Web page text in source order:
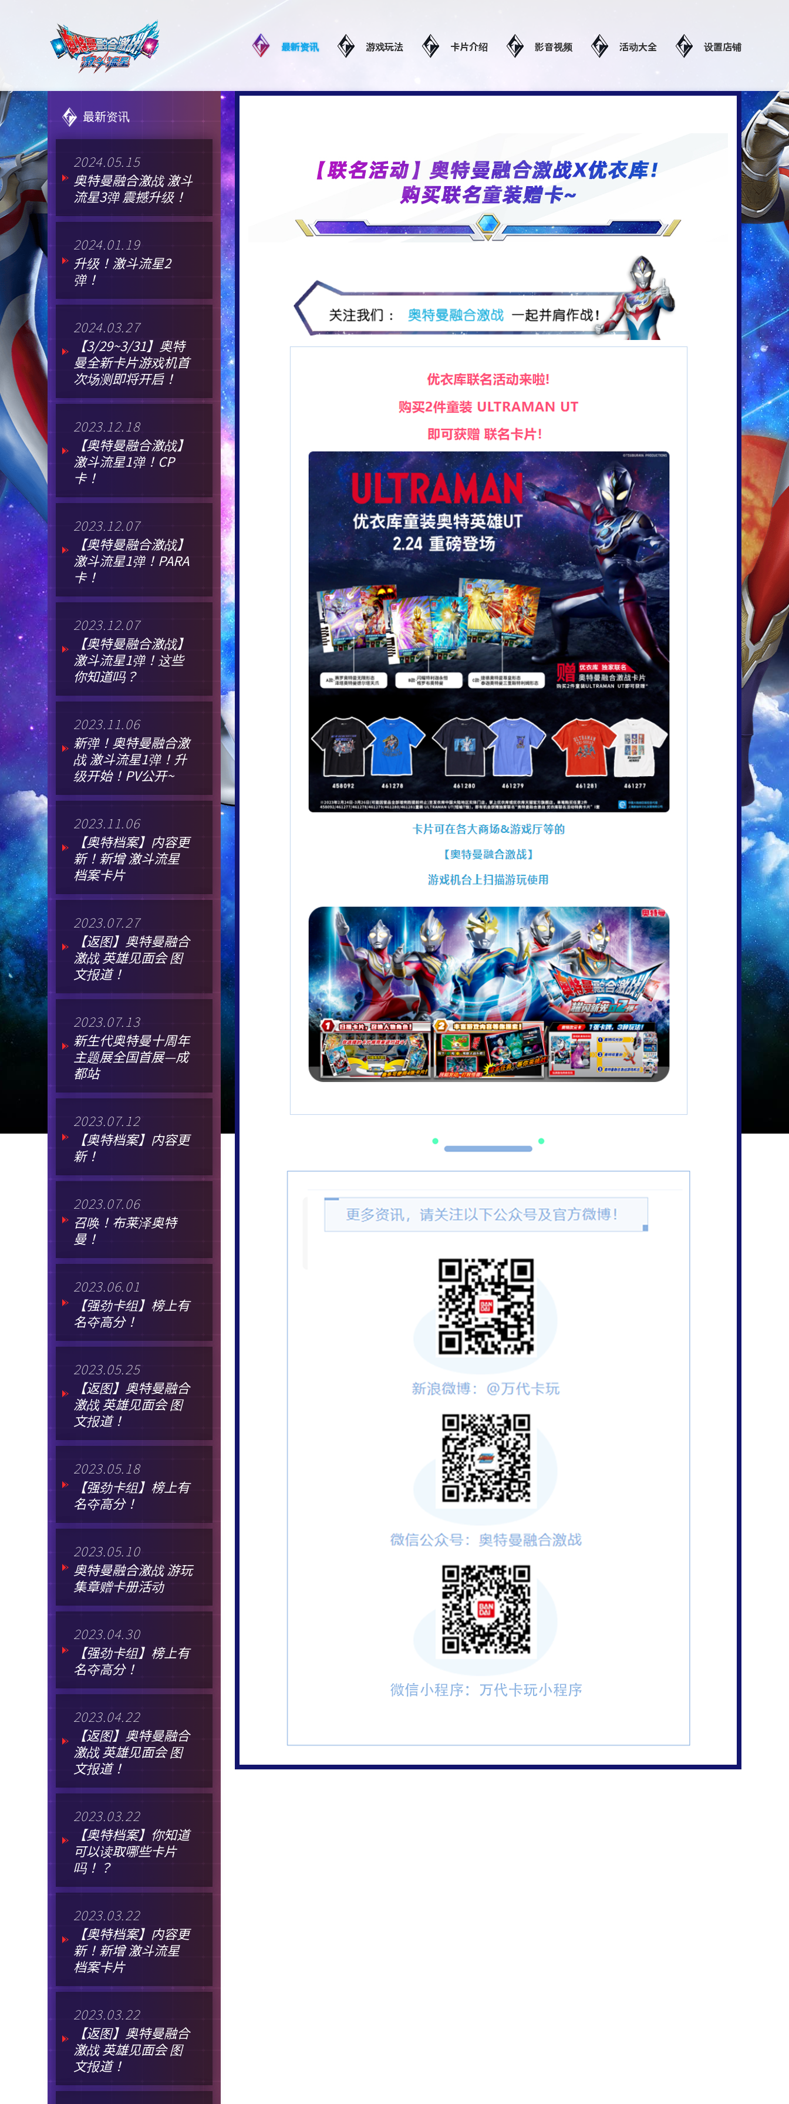
最新资讯 游戏玩法 卡片介绍 影音视频 活动大全 设置店铺
最新资讯
2024.05.15
奥特曼融合激战 激斗
流星3弹 震撼升级！
2024.01.19
升级！激斗流星2
弹！
2024.03.27
【3/29~3/31】奥特
曼全新卡片游戏机首
次场测即将开启！
2023.12.18
【奥特曼融合激战】
激斗流星1弹！CP
卡！
2023.12.07
【奥特曼融合激战】
激斗流星1弹！PARA
卡！
2023.12.07
【奥特曼融合激战】
激斗流星1弹！这些
你知道吗？
2023.11.06
新弹！奥特曼融合激
战 激斗流星1弹！升
级开始！PV公开~
2023.11.06
【奥特档案】内容更
新！新增 激斗流星
档案卡片
2023.07.27
【返图】奥特曼融合
激战 英雄见面会 图
文报道！
2023.07.13
新生代奥特曼十周年
主题展全国首展—成
都站
2023.07.12
【奥特档案】内容更
新！
2023.07.06
召唤！布莱泽奥特
曼！
2023.06.01
【强劲卡组】榜上有
名夺高分！
2023.05.25
【返图】奥特曼融合
激战 英雄见面会 图
文报道！
2023.05.18
【强劲卡组】榜上有
名夺高分！
2023.05.10
奥特曼融合激战 游玩
集章赠卡册活动
2023.04.30
【强劲卡组】榜上有
名夺高分！
2023.04.22
【返图】奥特曼融合
激战 英雄见面会 图
文报道！
2023.03.22
【奥特档案】你知道
可以读取哪些卡片
吗！？
2023.03.22
【奥特档案】内容更
新！新增 激斗流星
档案卡片
2023.03.22
【返图】奥特曼融合
激战 英雄见面会 图
文报道！